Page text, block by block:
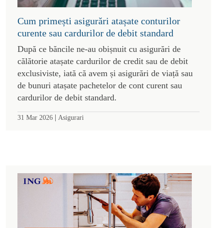
Cum primești asigurări atașate conturilor
curente sau cardurilor de debit standard
După ce băncile ne-au obișnuit cu asigurări de
călătorie atașate cardurilor de credit sau de debit
exclusiviste, iată că avem și asigurări de viață sau
de bunuri atașate pachetelor de cont curent sau
cardurilor de debit standard.
31 Mar 2026 | Asigurari